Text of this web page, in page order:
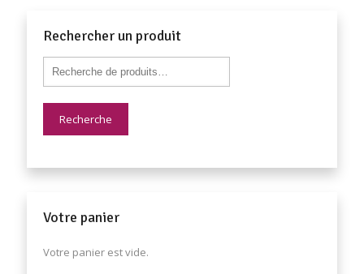
Rechercher un produit
Recherche
Votre panier
Votre panier est vide.